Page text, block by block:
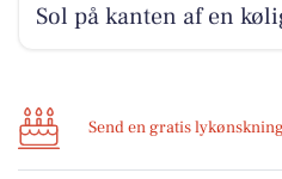
Sol på kanten af en
Send en gratis